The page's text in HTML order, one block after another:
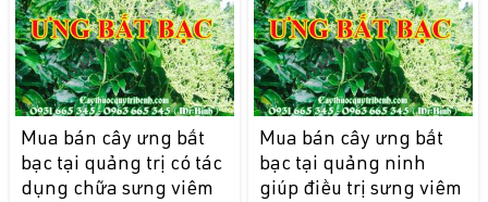
Mua bán cây ưng bất
bạc tại quảng trị có tác
dụng chữa sưng viêm
Mua bán cây ưng bất
bạc tại quảng ninh
giúp điều trị sưng viêm